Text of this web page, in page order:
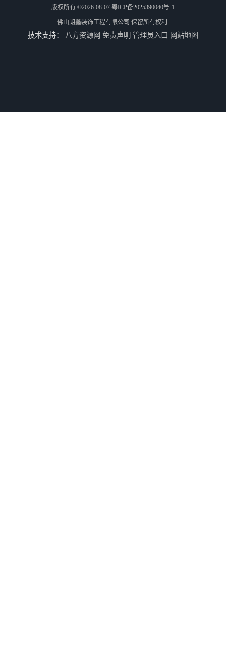
版权所有 ©2026-08-07 粤ICP备2025390040号-1
佛山朗鑫装饰工程有限公司 保留所有权利.
技术支持： 八方资源网 免责声明 管理员入口 网站地图